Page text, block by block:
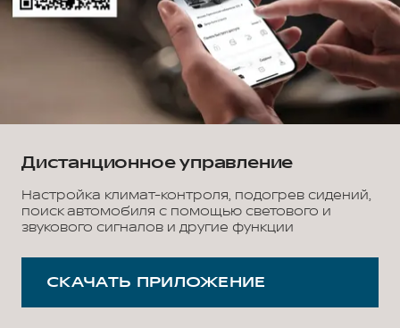
Дистанционное управление
Настройка климат-контроля, подогрев сидений,
поиск автомобиля с помощью светового и
звукового сигналов и другие функции
СКАЧАТЬ ПРИЛОЖЕНИЕ